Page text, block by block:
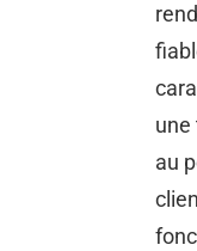
une
au